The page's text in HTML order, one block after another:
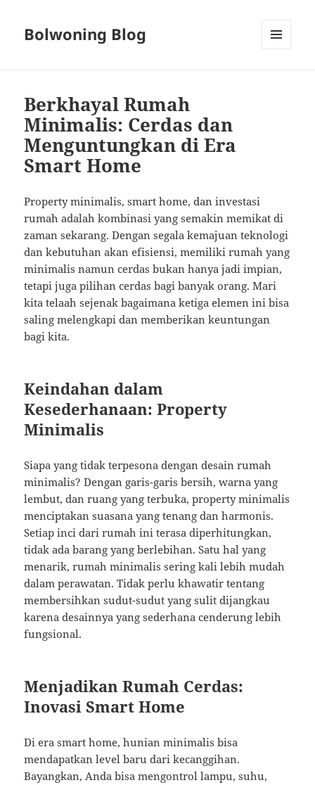
Bolwoning Blog
Berkhayal Rumah
Minimalis: Cerdas dan
Menguntungkan di Era
Smart Home
Property minimalis, smart home, dan investasi
rumah adalah kombinasi yang semakin memikat di
zaman sekarang. Dengan segala kemajuan teknologi
dan kebutuhan akan efisiensi, memiliki rumah yang
minimalis namun cerdas bukan hanya jadi impian,
tetapi juga pilihan cerdas bagi banyak orang. Mari
kita telaah sejenak bagaimana ketiga elemen ini bisa
saling melengkapi dan memberikan keuntungan
bagi kita.
Keindahan dalam
Kesederhanaan: Property
Minimalis
Siapa yang tidak terpesona dengan desain rumah
minimalis? Dengan garis-garis bersih, warna yang
lembut, dan ruang yang terbuka, property minimalis
menciptakan suasana yang tenang dan harmonis.
Setiap inci dari rumah ini terasa diperhitungkan,
tidak ada barang yang berlebihan. Satu hal yang
menarik, rumah minimalis sering kali lebih mudah
dalam perawatan. Tidak perlu khawatir tentang
membersihkan sudut-sudut yang sulit dijangkau
karena desainnya yang sederhana cenderung lebih
fungsional.
Menjadikan Rumah Cerdas:
Inovasi Smart Home
Di era smart home, hunian minimalis bisa
mendapatkan level baru dari kecanggihan.
Bayangkan, Anda bisa mengontrol lampu, suhu,